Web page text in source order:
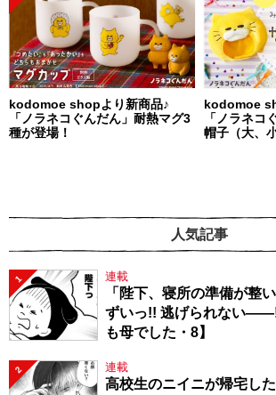
kodomoe shopより新商品♪
「ノラネコぐんだん」耐熱マグ3
種が登場！
kodomoe
「ノラネコ
帽子（大、
人気記事
1 連載
「陛下、寝所の準備が整
ずいっ!! 逃げられない
も母でした・8】
2 連載
高校生のニイニが帰宅し